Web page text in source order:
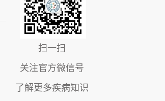
扫一扫
关注官方微信号
了解更多疾病知识